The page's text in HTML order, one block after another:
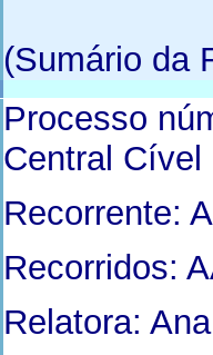
(Sumário da
Processo
Central
Recorrente:
Recorridos:
Relatora: